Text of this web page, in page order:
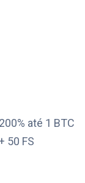
200% até 1 BTC
50 FS